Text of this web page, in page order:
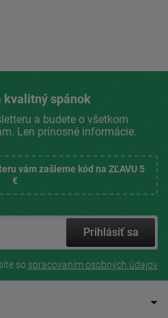
kvalitný spánok
a budete o všetkom
Len prínosné informácie.
vám zašleme kód na ZĽAVU 5
€
Prihlásiť sa
so spracovaním osobných údajov